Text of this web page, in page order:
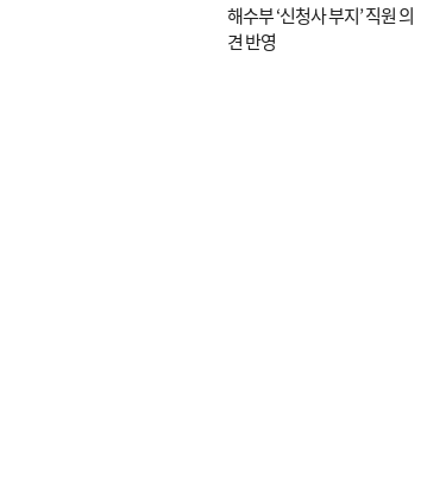
해수부 ‘신청사 부지’ 직원 의
견 반영